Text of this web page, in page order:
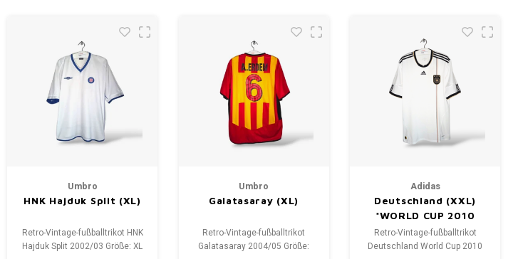
Umbro
HNK Hajduk Split (XL)
Retro-Vintage-fußballtrikot HNK
Hajduk Split 2002/03 Größe: XL
Umbro
Galatasaray (XL)
Retro-Vintage-fußballtrikot
Galatasaray 2004/05 Größe:
Adidas
Deutschland (XXL)
*WORLD CUP 2010
Retro-Vintage-fußballtrikot
Deutschland World Cup 2010